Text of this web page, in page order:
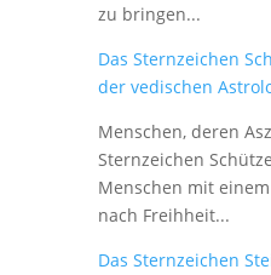
zu bringen...
Das Sternzeichen
der vedischen
Menschen, deren
Sternzeichen
Menschen mit
nach Freihheit...
Das Sternzeichen